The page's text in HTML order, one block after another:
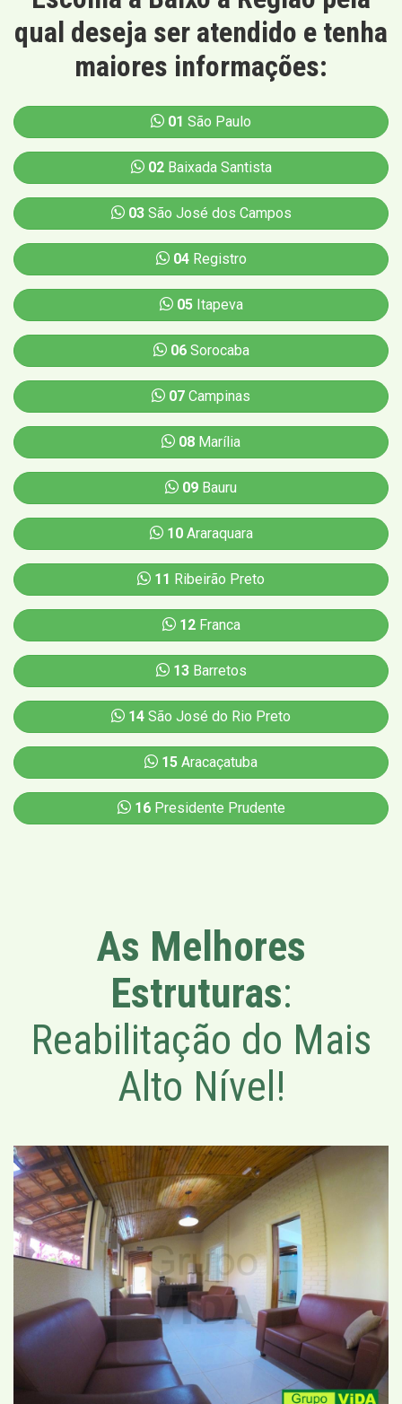
qual deseja ser atendido e tenha
maiores informações:
01 São Paulo
02Baixada Santista
03São José dos Campos
04Registro
05Itapeva
06Sorocaba
07 Campinas
08 Marília
09 Bauru
10Araraquara
11 Ribeirão Preto
12Franca
13Barretos
14 São José do Rio Preto
15 Aracaçatuba
16Presidente Prudente
As Melhores
Estruturas:
Reabilitação do Mais
Alto Nível!